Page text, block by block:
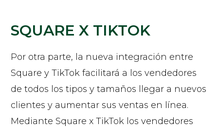
SQUARE X TIKTOK
Por otra parte, la nueva integración entre
Square y TikTok facilitará a los vendedores
de todos los tipos y tamaños llegar a nuevos
clientes y aumentar sus ventas en línea.
Mediante Square x TikTok los vendedores